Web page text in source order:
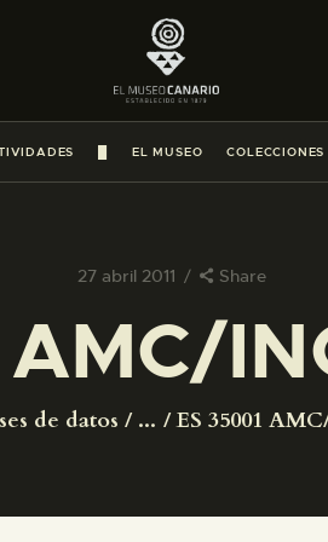
EL MUSEO COLECCIONES
27 abril 2011 Share
de datos ... ES 35001
LA VISITA